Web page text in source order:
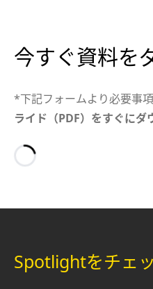
今すぐ資料を
*下記フォームより必要事
ライド（PDF）をすぐにダ
Spotlightをチェ